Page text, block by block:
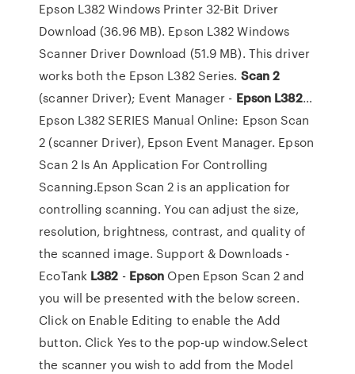
Epson L382 Windows Printer 32-Bit Driver
Download (36.96 MB). Epson L382 Windows
Scanner Driver Download (51.9 MB). This driver
works both the Epson L382 Series. Scan2
(scanner Driver); Event Manager - Epson L382…
Epson L382 SERIES Manual Online: Epson Scan
2 (scanner Driver), Epson Event Manager. Epson
Scan 2 Is An Application For Controlling
Scanning.Epson Scan 2 is an application for
controlling scanning. You can adjust the size,
resolution, brightness, contrast, and quality of
the scanned image. Support & Downloads -
EcoTank L382 - Epson Open Epson Scan 2 and
you will be presented with the below screen.
Click on Enable Editing to enable the Add
button. Click Yes to the pop-up window.Select
the scanner you wish to add from the Model